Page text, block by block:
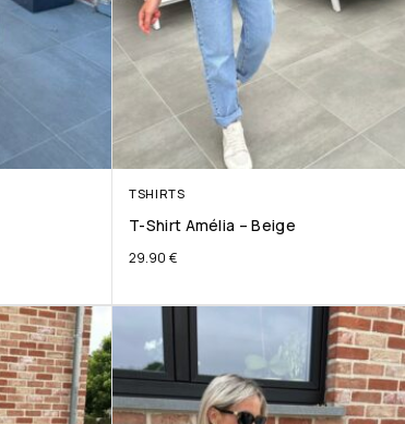
TSHIRTS
T-Shirt Amélia – Beige
29.90 €